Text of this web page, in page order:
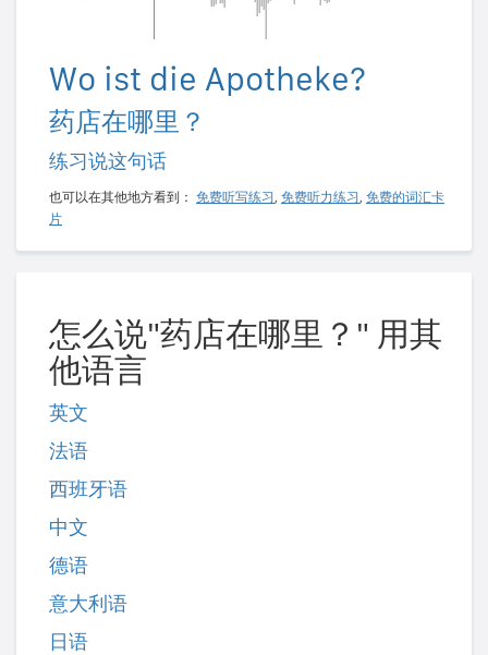
Wo ist die Apotheke?
药店在哪里？
练习说这句话
也可以在其他地方看到： 免费听写练习 , 免费听力练习 , 免费的词汇卡
片
怎么说"药店在哪里？" 用其
他语言
英文
法语
西班牙语
中文
德语
意大利语
日语